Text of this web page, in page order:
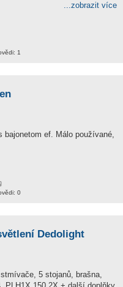
...zobrazit více
1
bajonetom ef. Málo používané,
0
Dedolight
5 stojanů, brašna,